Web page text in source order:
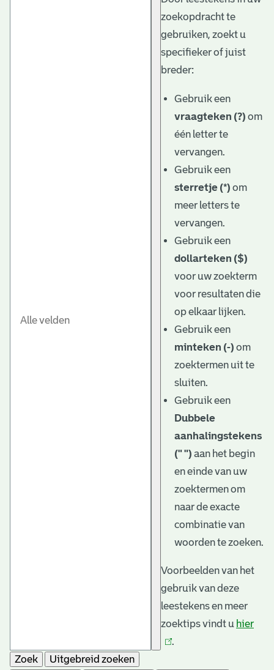
zoekopdracht te
gebruiken, zoekt u
specifieker of juist
breder:
Gebruik een
vraagteken (?) om
één letter te
vervangen.
Gebruik een
sterretje (*) om
meer letters te
vervangen.
Gebruik een
dollarteken ($)
voor uw zoekterm
voor resultaten die
op elkaar lijken.
Gebruik een
minteken (-) om
zoektermen uit te
sluiten.
Gebruik een
Dubbele
aanhalingstekens
(" ") aan het begin
en einde van uw
zoektermen om
naar de exacte
combinatie van
woorden te zoeken.
Voorbeelden van het
gebruik van deze
leestekens en meer
zoektips vindt u hier
.
Zoek
Uitgebreid zoeken